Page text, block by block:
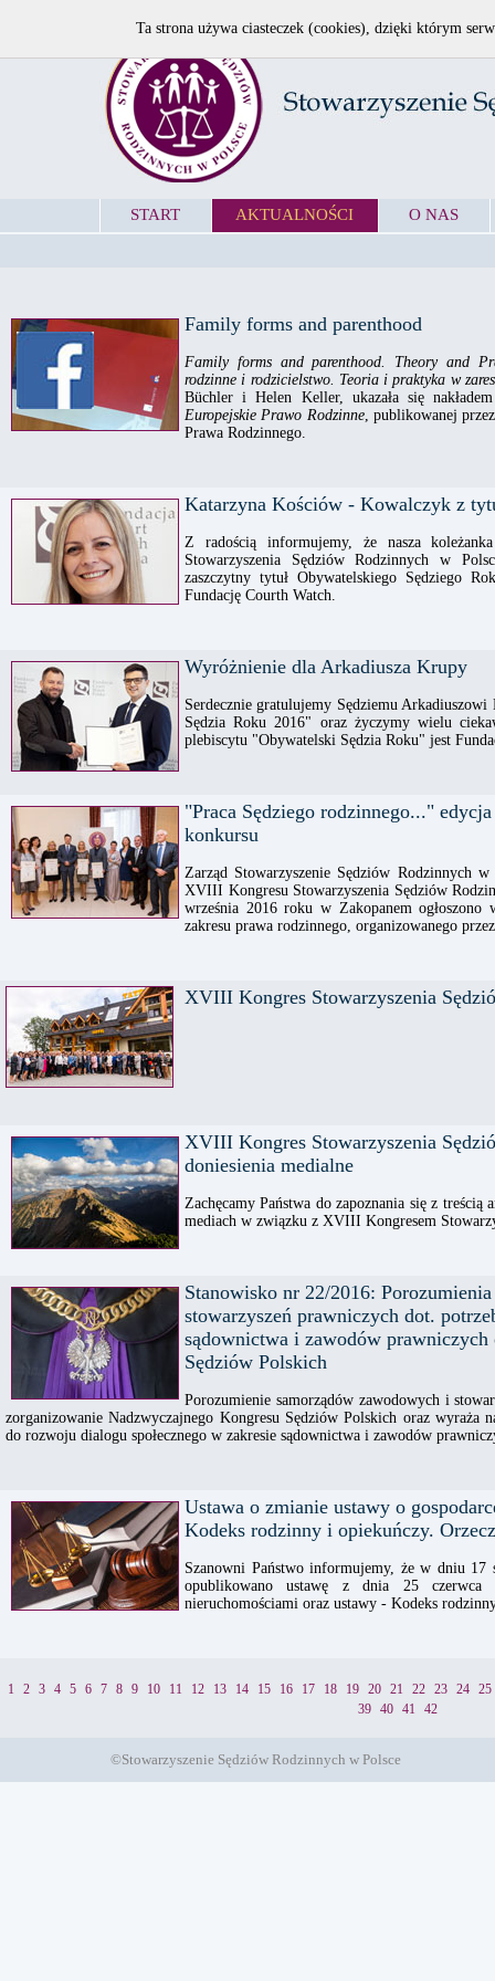
START AKTUALNOŚCI O NAS
Family forms and parenthood
Family forms and parenthood. Theory and
rodzinne i rodzicielstwo. Teoria i praktyka w
Büchler i Helen Keller, ukazała się
Europejskie Prawo Rodzinne, publikowanej
Prawa Rodzinnego.
Katarzyna Kościów - Kowalczyk z
Z radością informujemy, że nasza
Stowarzyszenia Sędziów Rodzinnych w
zaszczytny tytuł Obywatelskiego Sędziego
Fundację Courth Watch.
Wyróżnienie dla Arkadiusza Krupy
Serdecznie gratulujemy Sędziemu
Sędzia Roku 2016" oraz życzymy wielu
plebiscytu "Obywatelski Sędzia Roku" jest
"Praca Sędziego rodzinnego..."
konkursu
Zarząd Stowarzyszenie Sędziów Rodzinnych
XVIII Kongresu Stowarzyszenia Sędziów
września 2016 roku w Zakopanem
zakresu prawa rodzinnego, organizowanego
XVIII Kongres Stowarzyszenia
XVIII Kongres Stowarzyszenia
doniesienia medialne
Zachęcamy Państwa do zapoznania się z treścią
mediach w związku z XVIII Kongresem
Stanowisko nr 22/2016:
stowarzyszeń prawniczych dot.
sądownictwa i zawodów
Sędziów Polskich
Porozumienie samorządów zawodowych i
zorganizowanie Nadzwyczajnego Kongresu Sędziów Polskich oraz wyraża
do rozwoju dialogu społecznego w zakresie sądownictwa i zawodów
Ustawa o zmianie ustawy o
Kodeks rodzinny i opiekuńczy.
Szanowni Państwo informujemy, że w dniu
opublikowano ustawę z dnia 25
nieruchomościami oraz ustawy - Kodeks
1 2 3 4 5 6 7 8 9 10 11 12 13 14 15 16 17 18 19 20 21 22 23 24
25
39
40 41 42
©Stowarzyszenie Sędziów Rodzinnych w Polsce
Ta strona używa ciasteczek (cookies), dzięki którym